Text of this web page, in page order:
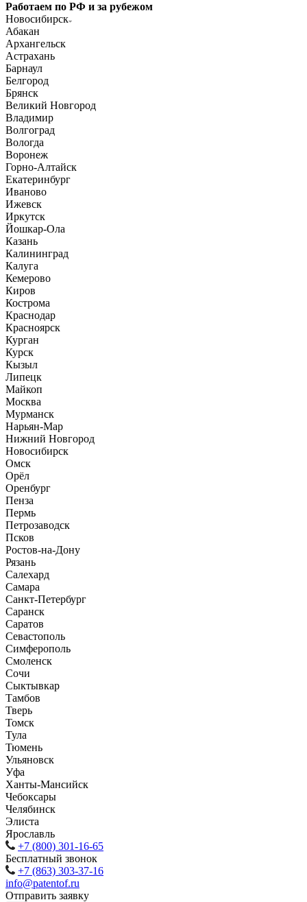
Работаем по РФ и за рубежом
Новосибирск
Абакан
Архангельск
Астрахань
Барнаул
Белгород
Брянск
Великий Новгород
Владимир
Волгоград
Вологда
Воронеж
Горно-Алтайск
Екатеринбург
Иваново
Ижевск
Иркутск
Йошкар-Ола
Казань
Калининград
Калуга
Кемерово
Киров
Кострома
Краснодар
Красноярск
Курган
Курск
Кызыл
Липецк
Майкоп
Москва
Мурманск
Нарьян-Мар
Нижний Новгород
Новосибирск
Омск
Орёл
Оренбург
Пенза
Пермь
Петрозаводск
Псков
Ростов-на-Дону
Рязань
Салехард
Самара
Санкт-Петербург
Саранск
Саратов
Севастополь
Симферополь
Смоленск
Сочи
Сыктывкар
Тамбов
Тверь
Томск
Тула
Тюмень
Ульяновск
Уфа
Ханты-Мансийск
Чебоксары
Челябинск
Элиста
Ярославль
+7 (800) 301-16-65
Бесплатный звонок
+7 (863) 303-37-16
info@patentof.ru
Отправить заявку